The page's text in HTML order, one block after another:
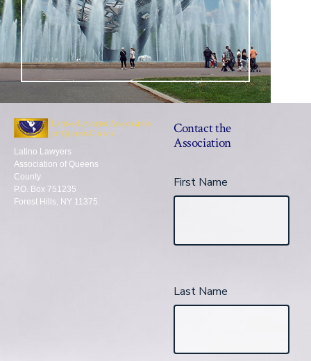
Latino Lawyers
Association of Queens
County
P.O. Box 751235
Forest Hills, NY 11375.
Contact the
Association
First Name
Last Name